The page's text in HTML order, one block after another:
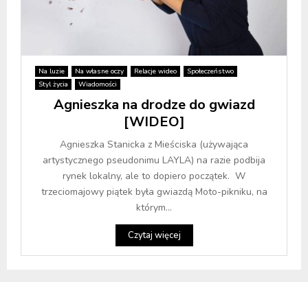
Na luzie Na własne oczy Relacje wideo
Społeczeństwo
Styl życia
Wiadomości
Agnieszka na drodze do gwiazd
[WIDEO]
Agnieszka Stanicka z Mieściska (używająca
artystycznego pseudonimu LAYLA) na razie podbija
rynek lokalny, ale to dopiero początek. W
trzeciomajowy piątek była gwiazdą Moto-pikniku, na
którym...
Czytaj więcej